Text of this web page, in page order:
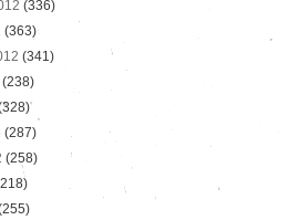
(336)
(363)
(341)
(238)
(287)
(258)